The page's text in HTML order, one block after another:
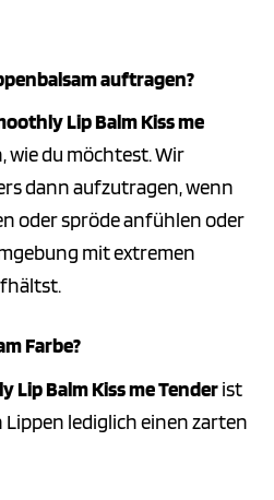
auftragen?
Lip Balm Kiss me
wie du möchtest. Wir
dann aufzutragen, wenn
oder spröde anfühlen oder
mit extremen
Farbe?
Lip Balm Kiss me Tenderist
lediglich einen zarten